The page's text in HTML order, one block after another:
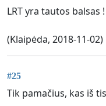
LRT yra tautos balsas !
(Klaipėda, 2018-11-02)
#25
Tik pamačius, kas iš